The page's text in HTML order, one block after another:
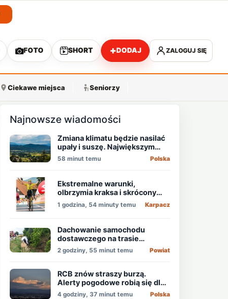
FOTO SHORT +DODAJ ZALOGUJ SIĘ
Ciekawe miejsca Seniorzy
Najnowsze wiadomości
Zmiana klimatu będzie nasilać
upały i suszę. Największym
zagrożeniem jest niedobór
58 minut temu Polska
Ekstremalne warunki,
olbrzymia kraksa i skrócony
etap, który padł łupem
Holendra!
1 godzina, 54 minuty temu Karpacz
Dachowanie samochodu
dostawczego na trasie
Świdnica - Wrocław
2 godziny, 55 minut temu Powiat
RCB znów straszy burzą.
Alerty pogodowe robią się dla
niektórych nudne
4 godziny, 37 minut temu Polska